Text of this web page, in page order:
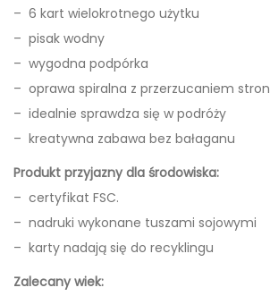
a
n
k
a
W
o
a
P
i
– 6 kart wielokrotnego użytku
– pisak wodny
– wygodna podpórka
– oprawa spiralna z przerzucaniem stron
– idealnie sprawdza się w podróży
– kreatywna zabawa bez bałaganu
Produkt przyjazny dla środowiska:
– certyfikat FSC.
– nadruki wykonane tuszami sojowymi
– karty nadają się do recyklingu
Zalecany wiek: